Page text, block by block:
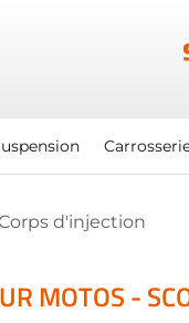
d'injection
MOTOS -